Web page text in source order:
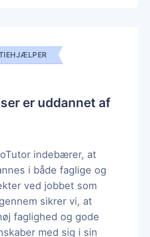
er uddannet af
indebærer, at
i både faglige og
ved jobbet som
sikrer vi, at
faglighed og gode
med sig i sin